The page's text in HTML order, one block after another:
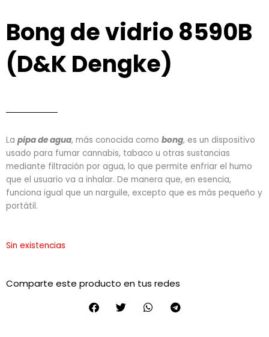
Bong de vidrio 8590B
(D&K Dengke)
La pipa de agua, más conocida como bong, es un dispositivo
usado para fumar cannabis, tabaco u otras sustancias
mediante filtración por agua, lo que permite enfriar el humo
que el usuario va a inhalar. De manera que, en esencia,
funciona igual que un narguile, excepto que es más pequeño y
portátil.
Sin existencias
Comparte este producto en tus redes